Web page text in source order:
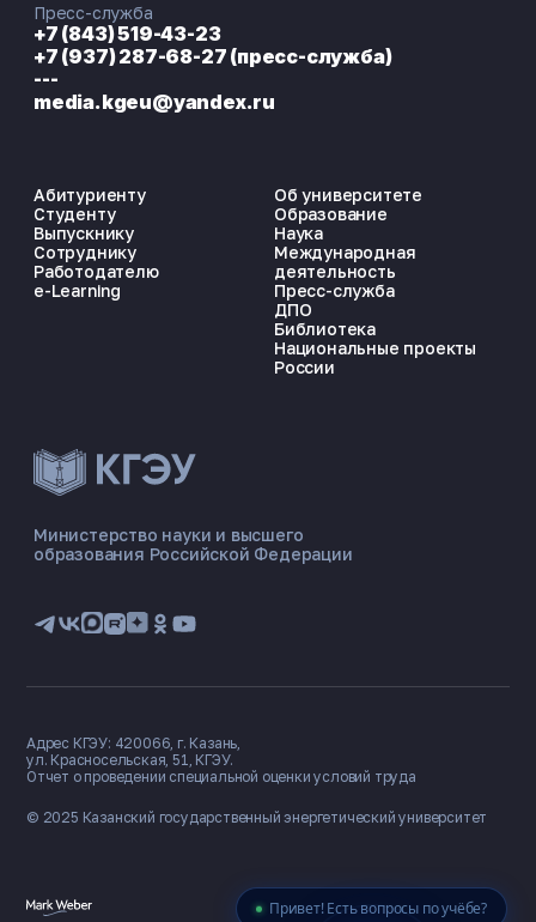
Привет! Есть вопросы по учёбе?
ЭНЕРГОКОД — ПОМОЩНИК КГЭУ
📋 Приёмная комиссия
🏠 Общежитие
Министерство науки и высшего
образования Российской Федерации
Абитуриенту
Студенту
Выпускнику
Сотруднику
Работодателю
e-Learning
Об университете
Образование
Наука
Международная
деятельность
Пресс-служба
ДПО
Библиотека
Национальные проекты
России
Пресс-служба
+7 (843) 519-43-23
+7 (937) 287-68-27 (пресс-служба)
---
media.kgeu@yandex.ru
© 2025 Казанский государственный энергетический университет
Адрес КГЭУ: 420066, г. Казань,
ул. Красносельская, 51, КГЭУ.
Отчет о проведении специальной оценки условий труда